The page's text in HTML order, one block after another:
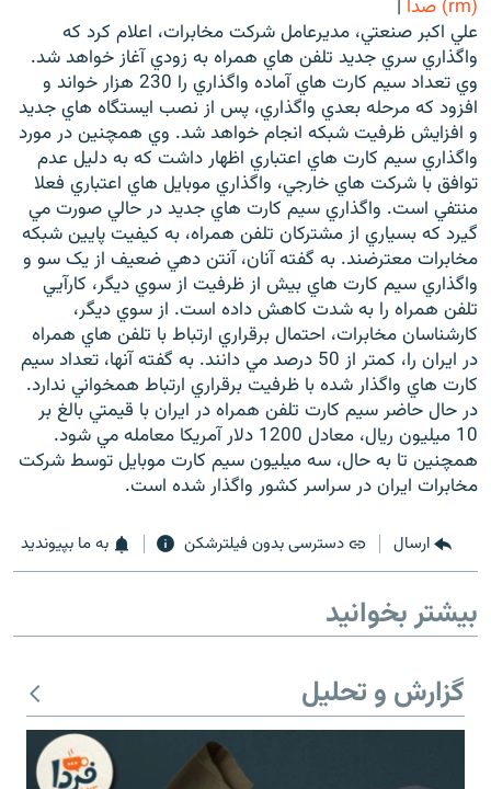
گزارش‌های ویدئویی
English
به ما بپیوندید
زبان‌های دیگر
(rm) صدا
|
علي اکبر صنعتي، مديرعامل شرکت مخابرات، اعلام کرد که
واگذاري سري جديد تلفن هاي همراه به زودي آغاز خواهد شد.
وي تعداد سيم کارت هاي آماده واگذاري را 230 هزار خواند و
افزود که مرحله بعدي واگذاري، پس از نصب ايستگاه هاي جديد
و افزايش ظرفيت شبکه انجام خواهد شد. وي همچنين در مورد
واگذاري سيم کارت هاي اعتباري اظهار داشت که به دليل عدم
توافق با شرکت هاي خارجي، واگذاري موبايل هاي اعتباري فعلا
منتفي است. واگذاري سيم کارت هاي جديد در حالي صورت مي
گيرد که بسياري از مشترکان تلفن همراه، به کيفيت پايين شبکه
مخابرات معترضند. به گفته آنان، آنتن دهي ضعيف از يک سو و
واگذاري سيم کارت هاي بيش از ظرفيت از سوي ديگر، کارآيي
تلفن همراه را به شدت کاهش داده است. از سوي ديگر،
کارشناسان مخابرات، احتمال برقراري ارتباط با تلفن هاي همراه
در ايران را، کمتر از 50 درصد مي دانند. به گفته آنها، تعداد سيم
کارت هاي واگذار شده با ظرفيت برقراري ارتباط همخواني ندارد.
در حال حاضر سيم کارت تلفن همراه در ايران با قيمتي بالغ بر
10 ميليون ريال، معادل 1200 دلار آمريکا معامله مي شود.
همچنين تا به حال، سه ميليون سيم کارت موبايل توسط شرکت
مخابرات ايران در سراسر کشور واگذار شده است.
ارسال دسترسی بدون فیلترشکن به ما بپیوندید
بیشتر بخوانید
گزارش و تحلیل